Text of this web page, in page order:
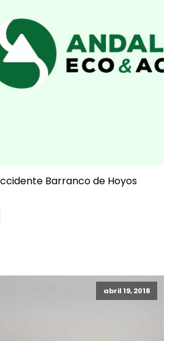
Barranco de Hoyos
abril 19, 2018